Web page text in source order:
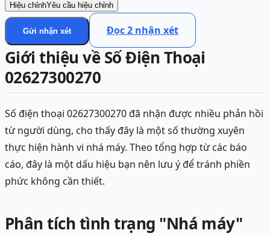
Hiệu chỉnhYêu cầu hiệu chỉnh
Gửi nhận xét Đọc2 nhận xét
Giới thiệu về Số Điện Thoại
02627300270
Số điện thoại 02627300270 đã nhận được nhiều phản hồi
từ người dùng, cho thấy đây là một số thường xuyên
thực hiện hành vi nhá máy. Theo tổng hợp từ các báo
cáo, đây là một dấu hiệu bạn nên lưu ý để tránh phiền
phức không cần thiết.
Phân tích tình trạng "Nhá máy"